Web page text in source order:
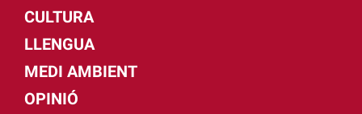
CULTURA
LLENGUA
MEDI AMBIENT
OPINIÓ